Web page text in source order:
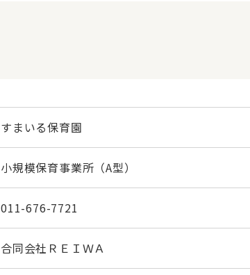
すまいる保育園
小規模保育事業所（A型）
011-676-7721
合同会社ＲＥＩＷＡ